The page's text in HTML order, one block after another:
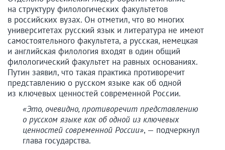
на структуру филологических факультетов
в российских вузах. Он отметил, что во многих
университетах русский язык и литература не имеют
самостоятельного факультета, а русская, немецкая
и английская филология входят в один общий
филологический факультет на равных основаниях.
Путин заявил, что такая практика противоречит
представлению о русском языке как об одной
из ключевых ценностей современной России.
«Это, очевидно, противоречит представлению
о русском языке как об одной из ключевых
ценностей современной России», — подчеркнул
глава государства.